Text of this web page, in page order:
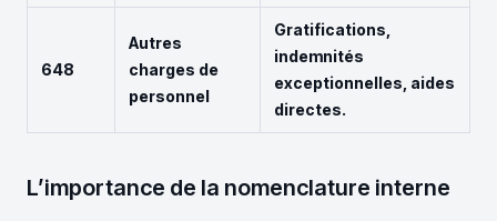
648
Autres
charges de
personnel
Gratifications,
indemnités
exceptionnelles, aides
directes.
L’importance de la nomenclature interne